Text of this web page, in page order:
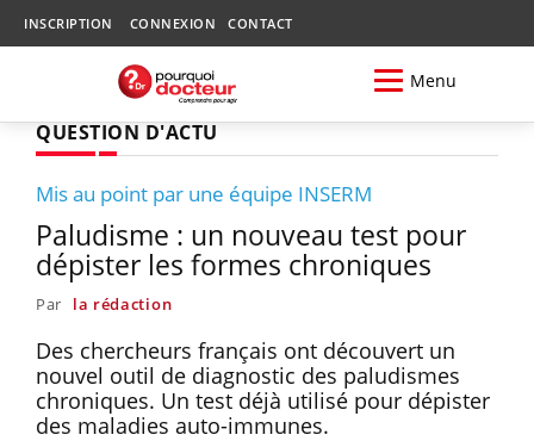
INSCRIPTION CONNEXION CONTACT
Menu
QUESTION D'ACTU
Mis au point par une équipe INSERM
Paludisme : un nouveau test pour
dépister les formes chroniques
Par la rédaction
Des chercheurs français ont découvert un
nouvel outil de diagnostic des paludismes
chroniques. Un test déjà utilisé pour dépister
des maladies auto-immunes.